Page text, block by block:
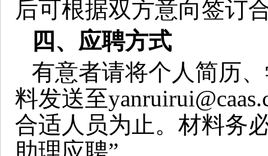
后可根据双方意向签订
四、应聘方式
有意者请将个人简历
料发送至
合适人员为止。材料务